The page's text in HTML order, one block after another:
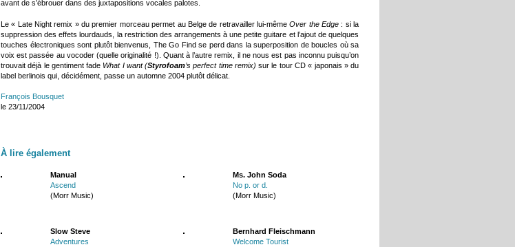
avant de s’ébrouer dans des juxtapositions vocales palotes.
Le « Late Night remix » du premier morceau permet au Belge de retravailler lui-mêmeOver the Edge: si la
suppression des effets lourdauds, la restriction des arrangements à une petite guitare et l’ajout de quelques
touches électroniques sont plutôt bienvenus, The Go Find se perd dans la superposition de boucles où sa
voix est passée au vocoder (quelle originalité !). Quant à l’autre remix, il ne nous est pas inconnu puisqu’on
trouvait déjà le gentiment fade What I want (Styrofoam’s perfect time remix) sur le tour CD « japonais » du
label berlinois qui, décidément, passe un automne 2004 plutôt délicat.
François Bousquet
le 23/11/2004
À lire également
Manual
Ascend
(Morr Music)
Ms. John Soda
No p. or d.
(Morr Music)
Slow Steve
Adventures
Bernhard Fleischmann
Welcome Tourist